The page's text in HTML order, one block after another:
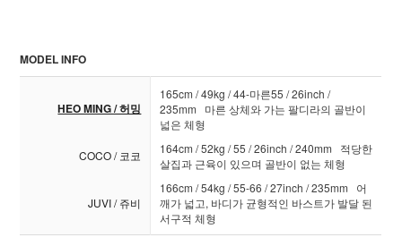
MODEL INFO
HEO MING / 허밍
165cm / 49kg / 44-마른55 / 26inch /
235mm 마른 상체와 가는 팔디라의 골반이
넓은 체형
COCO / 코코
164cm / 52kg / 55 / 26inch / 240mm 적당한
살집과 근육이 있으며 골반이 없는 체형
JUVI / 쥬비
166cm / 54kg / 55-66 / 27inch / 235mm 어
깨가 넓고, 바디가 균형적인 바스트가 발달 된
서구적 체형